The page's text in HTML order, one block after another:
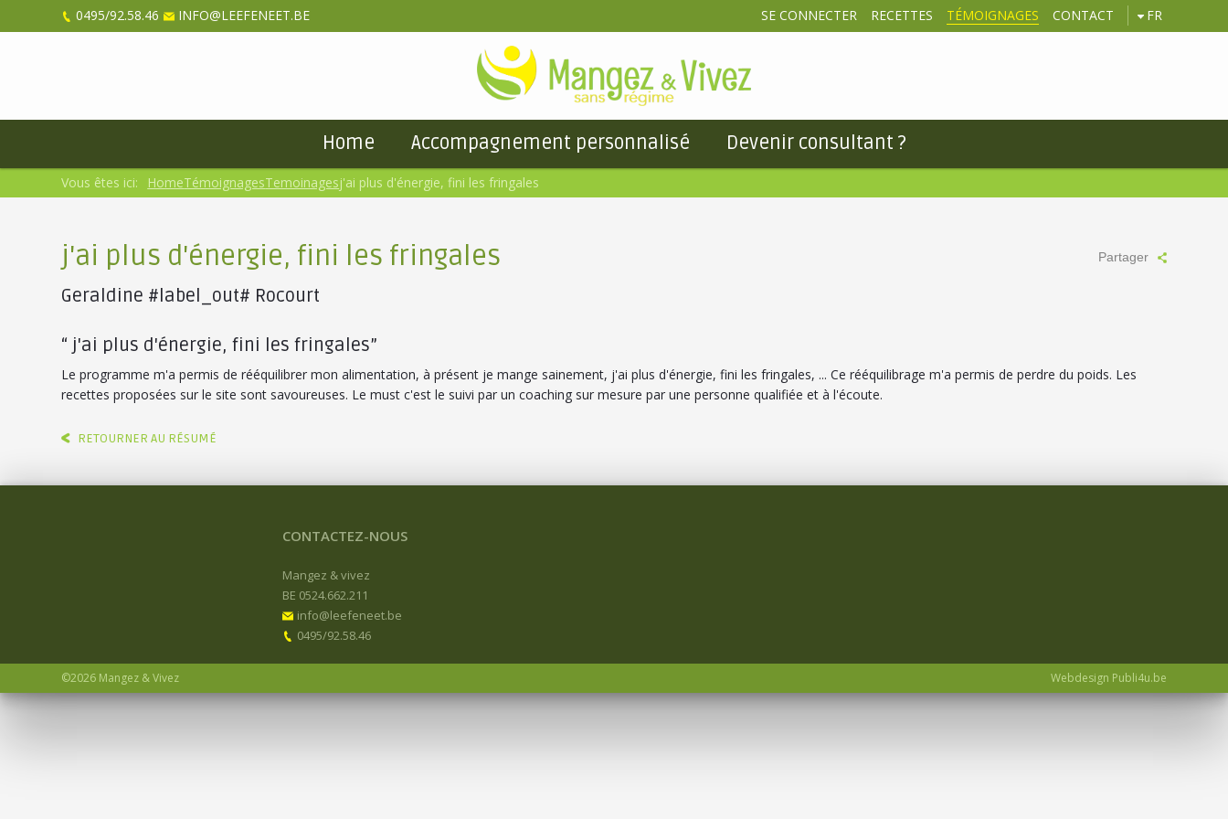
0495/92.58.46 INFO@LEEFENEET.BE SE CONNECTER RECETTES TÉMOIGNAGES CONTACT FR
Home Accompagnement personnalisé Devenir consultant ?
Vous êtes ici: HomeTémoignagesTemoinagesj'ai plus d'énergie, fini les fringales
j'ai plus d'énergie, fini les fringales Partager
Geraldine #label_out# Rocourt
“ j'ai plus d'énergie, fini les fringales”
Le programme m'a permis de rééquilibrer mon alimentation, à présent je mange sainement, j'ai plus d'énergie, fini les fringales, ... Ce rééquilibrage m'a permis de perdre du poids. Les
recettes proposées sur le site sont savoureuses. Le must c'est le suivi par un coaching sur mesure par une personne qualifiée et à l'écoute.
RETOURNER AU RÉSUMÉ
CONTACTEZ-NOUS
Mangez & vivez
BE 0524.662.211
info@leefeneet.be
0495/92.58.46
©2026 Mangez & Vivez Webdesign Publi4u.be